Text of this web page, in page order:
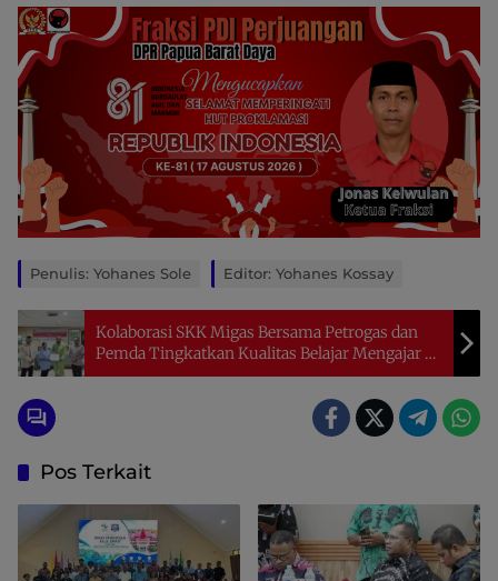
Penulis: Yohanes Sole Editor: Yohanes Kossay
Kolaborasi SKK Migas Bersama Petrogas dan
Pemda Tingkatkan Kualitas Belajar Mengajar di
Kabsor
Pos Terkait